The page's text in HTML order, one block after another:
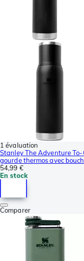
1 évaluation
Stanley The Adventure
gourde thermos avec
54,99 €
En stock
Comparer